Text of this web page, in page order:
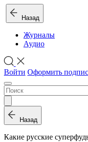
Назад
Журналы
Аудио
Войти Оформить
Назад
Какие русские